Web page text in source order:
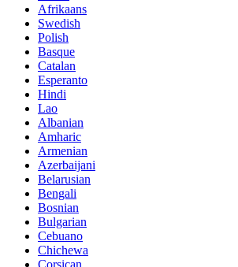
Afrikaans
Swedish
Polish
Basque
Catalan
Esperanto
Hindi
Lao
Albanian
Amharic
Armenian
Azerbaijani
Belarusian
Bengali
Bosnian
Bulgarian
Cebuano
Chichewa
Corsican